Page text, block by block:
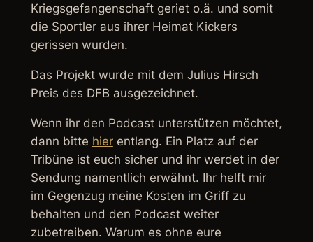
Kriegsgefangenschaft geriet o.ä. und somit
die Sportler aus ihrer Heimat Kickers
gerissen wurden.
Das Projekt wurde mit dem Julius Hirsch
Preis des DFB ausgezeichnet.
Wenn ihr den Podcast unterstützen möchtet,
dann bitte hierentlang. Ein Platz auf der
Tribüne ist euch sicher und ihr werdet in der
Sendung namentlich erwähnt. Ihr helft mir
im Gegenzug meine Kosten im Griff zu
behalten und den Podcast weiter
zubetreiben. Warum es ohne eure